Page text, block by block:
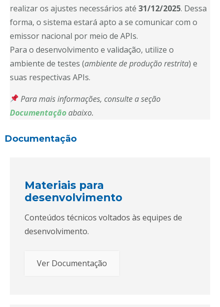
realizar os ajustes necessários até 31/12/2025. Dessa
forma, o sistema estará apto a se comunicar com o
emissor nacional por meio de APIs.
Para o desenvolvimento e validação, utilize o
ambiente de testes (ambiente de produção restrita) e
suas respectivas APIs.
Para mais informações, consulte a seção
Documentaçãoabaixo.
Documentação
Materiais para
desenvolvimento
Conteúdos técnicos voltados às equipes de
desenvolvimento.
Ver Documentação